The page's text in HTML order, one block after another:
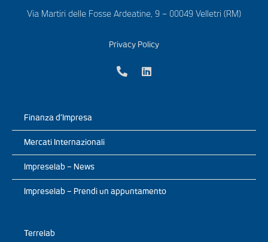
Via Martiri delle Fosse Ardeatine, 9 – 00049 Velletri (RM)
Privacy Policy
Finanza d’Impresa
Mercati Internazionali
Impreselab – News
Impreselab – Prendi un appuntamento
Terrelab